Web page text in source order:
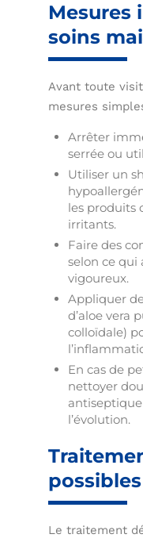
Mesures
soins
Avant toute
mesures
Arrêter
serrée ou
Utiliser un
les produits
irritants.
Faire des
selon ce qui
vigoureux.
Appliquer
d’aloe vera
colloïdale)
En cas de
nettoyer
l’évolution.
possibles
Le traitement